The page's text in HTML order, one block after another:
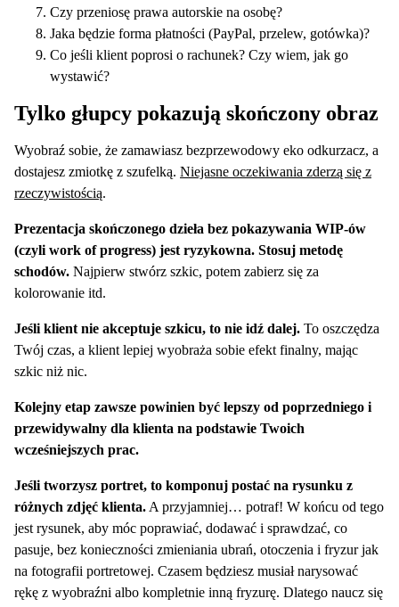
Czy przeniosę prawa autorskie na osobę?
Jaka będzie forma płatności (PayPal, przelew, gotówka)?
Co jeśli klient poprosi o rachunek? Czy wiem, jak go
wystawić?
Tylko głupcy pokazują skończony obraz
Wyobraź sobie, że zamawiasz bezprzewodowy eko odkurzacz, a
dostajesz zmiotkę z szufelką. Niejasne oczekiwania zderzą się z
rzeczywistością.
Prezentacja skończonego dzieła bez pokazywania WIP-ów
(czyli work of progress) jest ryzykowna. Stosuj metodę
schodów. Najpierw stwórz szkic, potem zabierz się za
kolorowanie itd.
Jeśli klient nie akceptuje szkicu, to nie idź dalej. To oszczędza
Twój czas, a klient lepiej wyobraża sobie efekt finalny, mając
szkic niż nic.
Kolejny etap zawsze powinien być lepszy od poprzedniego i
przewidywalny dla klienta na podstawie Twoich
wcześniejszych prac.
Jeśli tworzysz portret, to komponuj postać na rysunku z
różnych zdjęć klienta. A przyjamniej… potraf! W końcu od tego
jest rysunek, aby móc poprawiać, dodawać i sprawdzać, co
pasuje, bez konieczności zmieniania ubrań, otoczenia i fryzur jak
na fotografii portretowej. Czasem będziesz musiał narysować
rękę z wyobraźni albo kompletnie inną fryzurę. Dlatego naucz się